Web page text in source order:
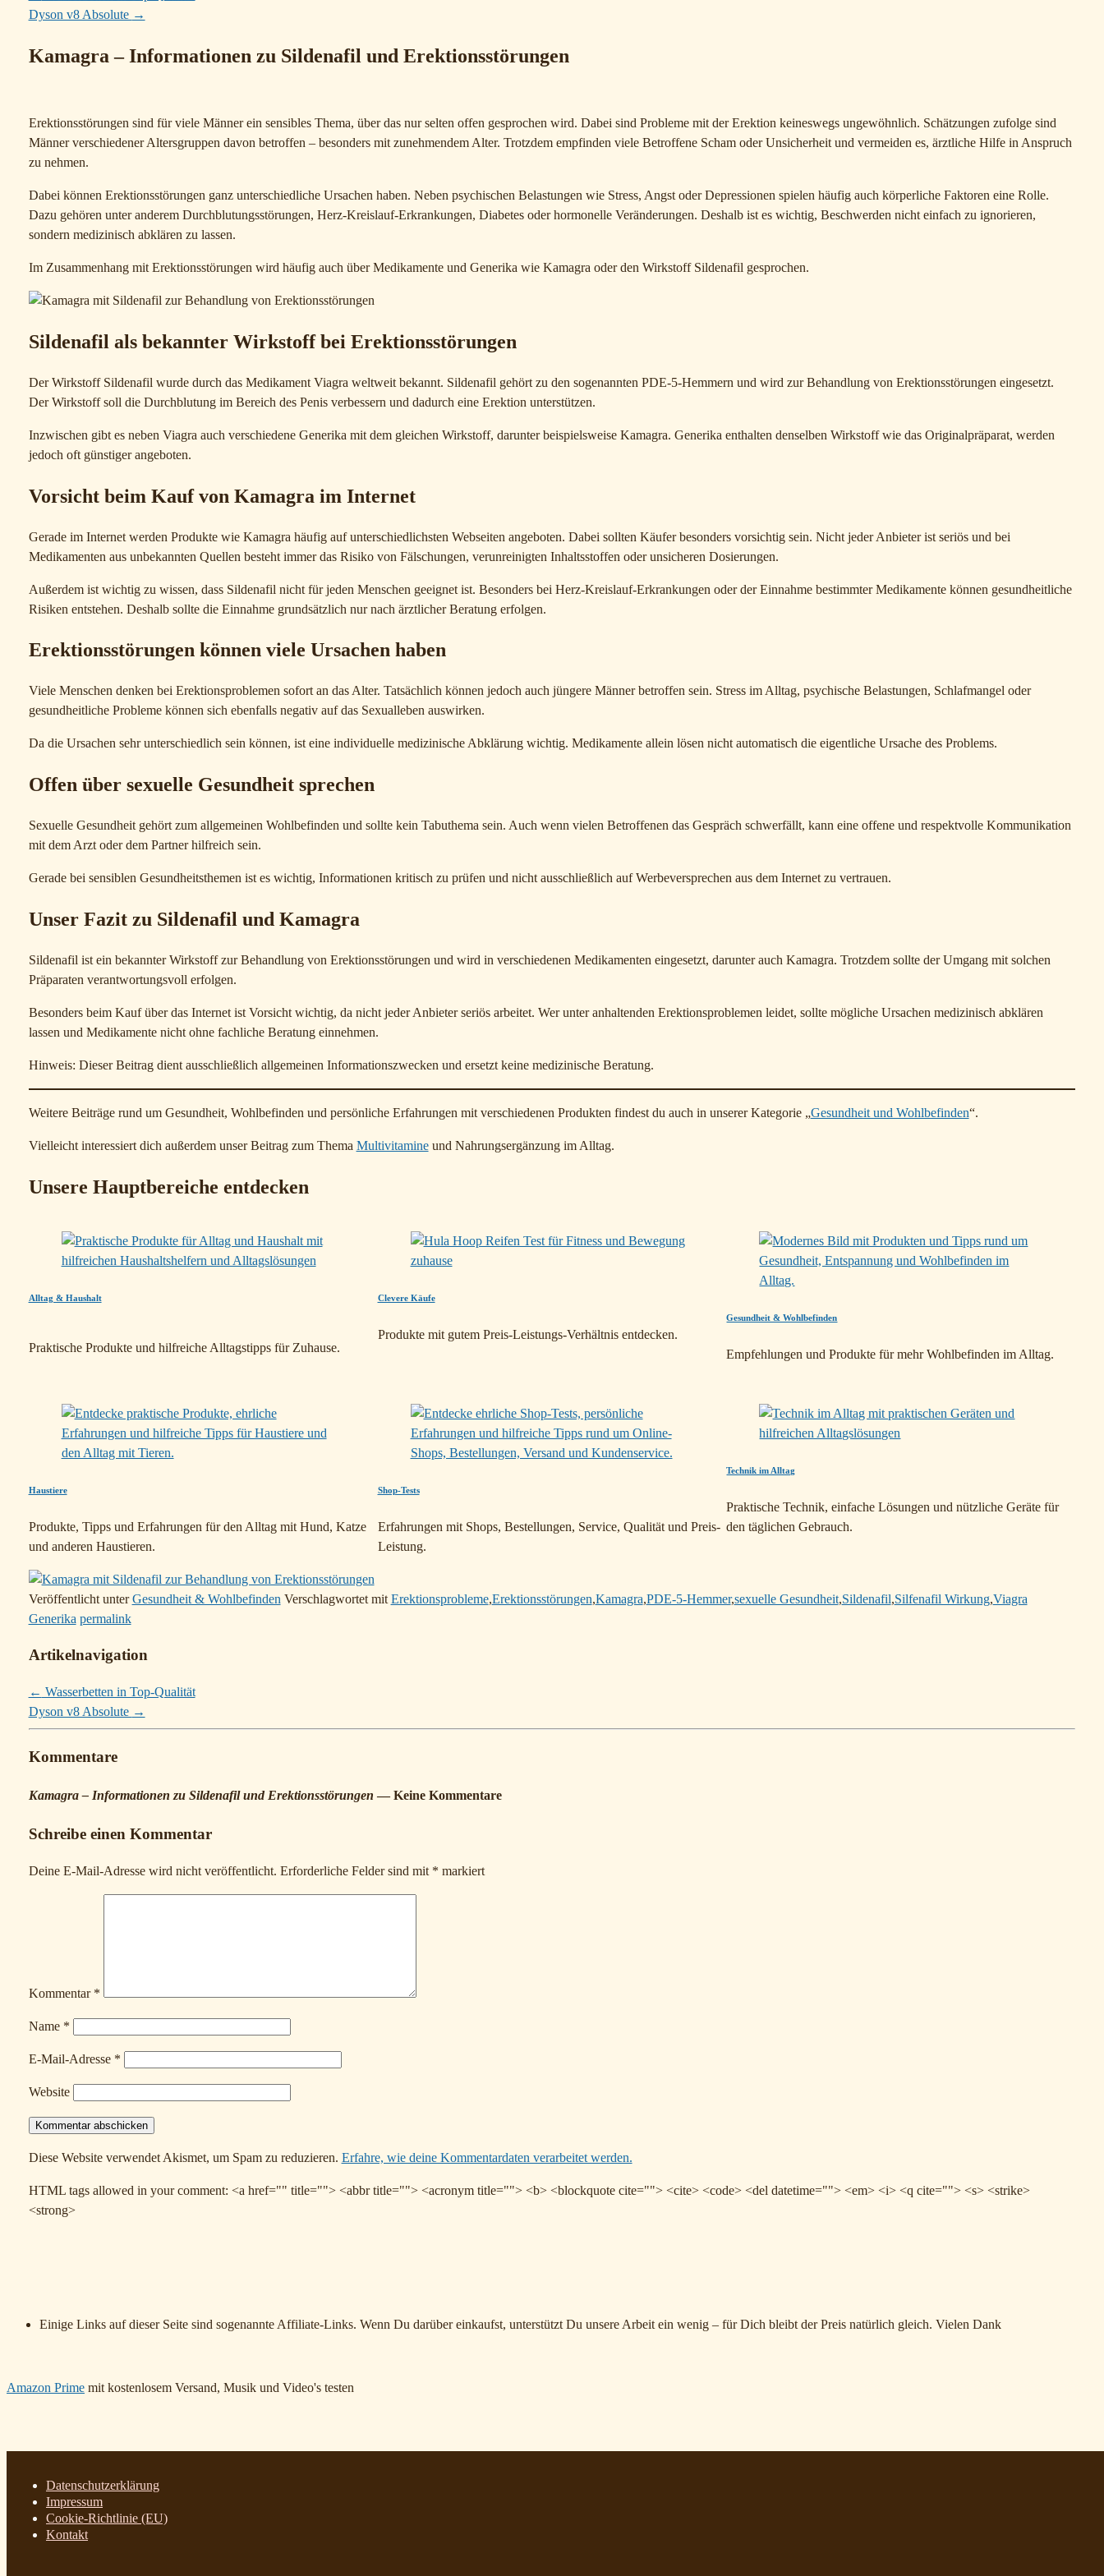
Dyson v8 Absolute →
Kamagra – Informationen zu Sildenafil und Erektionsstörungen
Erektionsstörungen sind für viele Männer ein sensibles Thema, über das nur selten offen gesprochen wird. Dabei sind Probleme mit der Erektion keineswegs ungewöhnlich. Schätzungen zufolge sind
Männer verschiedener Altersgruppen davon betroffen – besonders mit zunehmendem Alter. Trotzdem empfinden viele Betroffene Scham oder Unsicherheit und vermeiden es, ärztliche Hilfe in Anspruch
zu nehmen.
Dabei können Erektionsstörungen ganz unterschiedliche Ursachen haben. Neben psychischen Belastungen wie Stress, Angst oder Depressionen spielen häufig auch körperliche Faktoren eine Rolle.
Dazu gehören unter anderem Durchblutungsstörungen, Herz-Kreislauf-Erkrankungen, Diabetes oder hormonelle Veränderungen. Deshalb ist es wichtig, Beschwerden nicht einfach zu ignorieren,
sondern medizinisch abklären zu lassen.
Im Zusammenhang mit Erektionsstörungen wird häufig auch über Medikamente und Generika wie Kamagra oder den Wirkstoff Sildenafil gesprochen.
Sildenafil als bekannter Wirkstoff bei Erektionsstörungen
Der Wirkstoff Sildenafil wurde durch das Medikament Viagra weltweit bekannt. Sildenafil gehört zu den sogenannten PDE-5-Hemmern und wird zur Behandlung von Erektionsstörungen eingesetzt.
Der Wirkstoff soll die Durchblutung im Bereich des Penis verbessern und dadurch eine Erektion unterstützen.
Inzwischen gibt es neben Viagra auch verschiedene Generika mit dem gleichen Wirkstoff, darunter beispielsweise Kamagra. Generika enthalten denselben Wirkstoff wie das Originalpräparat, werden
jedoch oft günstiger angeboten.
Vorsicht beim Kauf von Kamagra im Internet
Gerade im Internet werden Produkte wie Kamagra häufig auf unterschiedlichsten Webseiten angeboten. Dabei sollten Käufer besonders vorsichtig sein. Nicht jeder Anbieter ist seriös und bei
Medikamenten aus unbekannten Quellen besteht immer das Risiko von Fälschungen, verunreinigten Inhaltsstoffen oder unsicheren Dosierungen.
Außerdem ist wichtig zu wissen, dass Sildenafil nicht für jeden Menschen geeignet ist. Besonders bei Herz-Kreislauf-Erkrankungen oder der Einnahme bestimmter Medikamente können gesundheitliche
Risiken entstehen. Deshalb sollte die Einnahme grundsätzlich nur nach ärztlicher Beratung erfolgen.
Erektionsstörungen können viele Ursachen haben
Viele Menschen denken bei Erektionsproblemen sofort an das Alter. Tatsächlich können jedoch auch jüngere Männer betroffen sein. Stress im Alltag, psychische Belastungen, Schlafmangel oder
gesundheitliche Probleme können sich ebenfalls negativ auf das Sexualleben auswirken.
Da die Ursachen sehr unterschiedlich sein können, ist eine individuelle medizinische Abklärung wichtig. Medikamente allein lösen nicht automatisch die eigentliche Ursache des Problems.
Offen über sexuelle Gesundheit sprechen
Sexuelle Gesundheit gehört zum allgemeinen Wohlbefinden und sollte kein Tabuthema sein. Auch wenn vielen Betroffenen das Gespräch schwerfällt, kann eine offene und respektvolle Kommunikation
mit dem Arzt oder dem Partner hilfreich sein.
Gerade bei sensiblen Gesundheitsthemen ist es wichtig, Informationen kritisch zu prüfen und nicht ausschließlich auf Werbeversprechen aus dem Internet zu vertrauen.
Unser Fazit zu Sildenafil und Kamagra
Sildenafil ist ein bekannter Wirkstoff zur Behandlung von Erektionsstörungen und wird in verschiedenen Medikamenten eingesetzt, darunter auch Kamagra. Trotzdem sollte der Umgang mit solchen
Präparaten verantwortungsvoll erfolgen.
Besonders beim Kauf über das Internet ist Vorsicht wichtig, da nicht jeder Anbieter seriös arbeitet. Wer unter anhaltenden Erektionsproblemen leidet, sollte mögliche Ursachen medizinisch abklären
lassen und Medikamente nicht ohne fachliche Beratung einnehmen.
Hinweis: Dieser Beitrag dient ausschließlich allgemeinen Informationszwecken und ersetzt keine medizinische Beratung.
Weitere Beiträge rund um Gesundheit, Wohlbefinden und persönliche Erfahrungen mit verschiedenen Produkten findest du auch in unserer Kategorie „Gesundheit und Wohlbefinden“.
Vielleicht interessiert dich außerdem unser Beitrag zum Thema Multivitamineund Nahrungsergänzung im Alltag.
Unsere Hauptbereiche entdecken
Alltag & Haushalt
Praktische Produkte und hilfreiche Alltagstipps für Zuhause.
Clevere Käufe
Produkte mit gutem Preis-Leistungs-Verhältnis entdecken.
Gesundheit & Wohlbefinden
Empfehlungen und Produkte für mehr Wohlbefinden im Alltag.
Haustiere
Produkte, Tipps und Erfahrungen für den Alltag mit Hund, Katze
und anderen Haustieren.
Shop-Tests
Erfahrungen mit Shops, Bestellungen, Service, Qualität und Preis-
Leistung.
Technik im Alltag
Praktische Technik, einfache Lösungen und nützliche Geräte für
den täglichen Gebrauch.
Veröffentlicht unter Gesundheit & Wohlbefinden Verschlagwortet mit Erektionsprobleme,Erektionsstörungen,Kamagra,PDE-5-Hemmer,sexuelle Gesundheit,Sildenafil,Silfenafil Wirkung,Viagra
Generika permalink
Artikelnavigation
← Wasserbetten in Top-Qualität
Dyson v8 Absolute →
Kommentare
Kamagra – Informationen zu Sildenafil und Erektionsstörungen — Keine Kommentare
Schreibe einen Kommentar
Deine E-Mail-Adresse wird nicht veröffentlicht. Erforderliche Felder sind mit * markiert
Kommentar *
Name *
E-Mail-Adresse *
Website
Diese Website verwendet Akismet, um Spam zu reduzieren. Erfahre, wie deine Kommentardaten verarbeitet werden.
HTML tags allowed in your comment: <a href="" title=""> <abbr title=""> <acronym title=""> <b> <blockquote cite=""> <cite> <code> <del datetime=""> <em> <i> <q cite=""> <s> <strike>
<strong>
Einige Links auf dieser Seite sind sogenannte Affiliate-Links. Wenn Du darüber einkaufst, unterstützt Du unsere Arbeit ein wenig – für Dich bleibt der Preis natürlich gleich. Vielen Dank
Amazon Prime mit kostenlosem Versand, Musik und Video's testen
Datenschutzerklärung
Impressum
Cookie-Richtlinie (EU)
Kontakt